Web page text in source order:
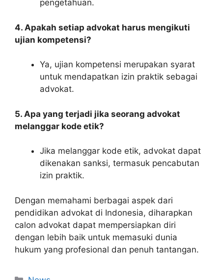
pengetahuan.
4. Apakah setiap advokat harus mengikuti
ujian kompetensi?
Ya, ujian kompetensi merupakan syarat
untuk mendapatkan izin praktik sebagai
advokat.
5. Apa yang terjadi jika seorang advokat
melanggar kode etik?
Jika melanggar kode etik, advokat dapat
dikenakan sanksi, termasuk pencabutan
izin praktik.
Dengan memahami berbagai aspek dari
pendidikan advokat di Indonesia, diharapkan
calon advokat dapat mempersiapkan diri
dengan lebih baik untuk memasuki dunia
hukum yang profesional dan penuh tantangan.
Categories